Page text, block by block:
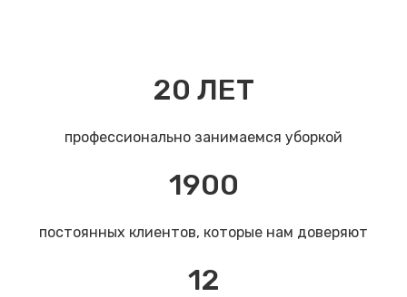
20 ЛЕТ
профессионально занимаемся уборкой
1900
постоянных клиентов, которые нам доверяют
12